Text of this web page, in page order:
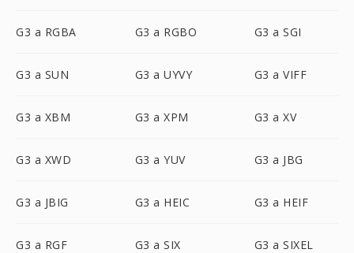
G3 a RGBA G3 a RGBO G3 a SGI
G3 a SUN G3 a UYVY G3 a VIFF
G3 a XBM G3 a XPM G3 a XV
G3 a XWD G3 a YUV G3 a JBG
G3 a JBIG G3 a HEIC G3 a HEIF
G3 a RGF G3 a SIX G3 a SIXEL